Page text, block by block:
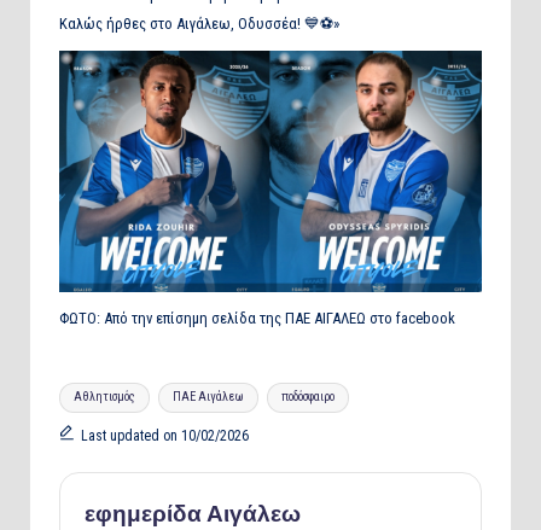
Καλώς ήρθες στο Αιγάλεω, Οδυσσέα! 💙⚽»
ΦΩΤΟ: Από την επίσημη σελίδα της ΠΑΕ ΑΙΓΑΛΕΩ στο facebook
Tags:
Αθλητισμός ΠΑΕ Αιγάλεω ποδόσφαιρο
Last updated on 10/02/2026
εφημερίδα Αιγάλεω